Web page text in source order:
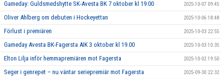
Gameday: Guldsmedshytte SK-Avesta BK 7 oktober kl 19:00 2025-10-07 09:45
Oliver Ahlberg om debuten i Hockeyettan 2025-10-06 18:48
Förlust i premiären 2025-10-03 22:55
Gameday Avesta BK-Fagersta AIK 3 oktober kl 19.00 2025-10-03 10:35
Elton Lilja inför hemmapremiären mot Fagersta 2025-10-02 19:50
Seger i genrepet – nu väntar seriepremiär mot Fagersta 2025-09-30 22:32